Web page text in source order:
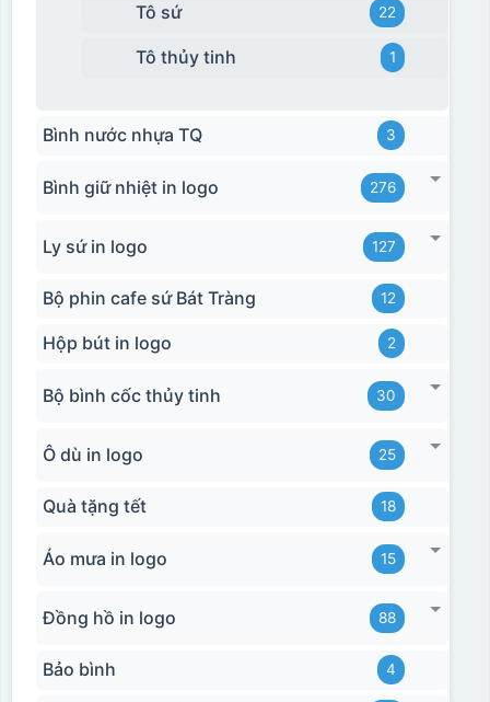
Tô sứ 22
Tô thủy tinh 1
Bình nước nhựa TQ 3
Bình giữ nhiệt in logo 276
Ly sứ in logo 127
Bộ phin cafe sứ Bát Tràng 12
Hộp bút in logo 2
Bộ bình cốc thủy tinh 30
Ô dù in logo 25
Quà tặng tết 18
Áo mưa in logo 15
Đồng hồ in logo 88
Bảo bình 4